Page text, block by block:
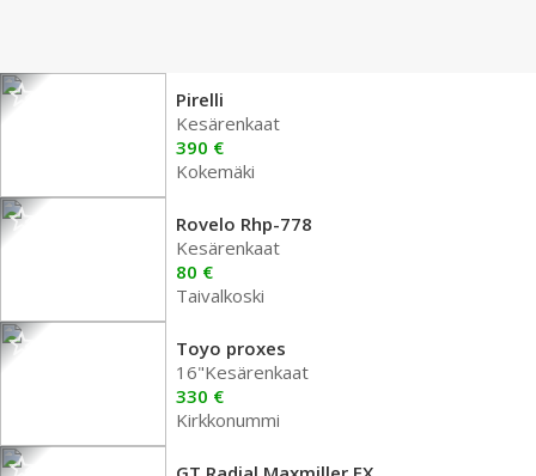
Pirelli
Kesärenkaat
390 €
Kokemäki
Rovelo Rhp-778
Kesärenkaat
80 €
Taivalkoski
Toyo proxes
16"Kesärenkaat
330 €
Kirkkonummi